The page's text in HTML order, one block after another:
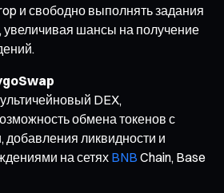
и свободно выполнять задания
увеличивая шансы на получение
DEX,
обмена токенов с
добавления ликвидности и
на сетях BNB Chain, Base